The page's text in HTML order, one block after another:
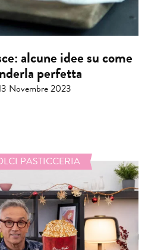
alcune idee su come
perfetta
Novembre 2023
PASTICCERIA